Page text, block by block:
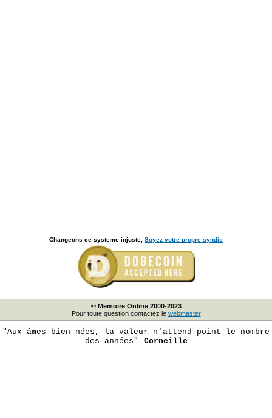
Changeons ce systeme injuste, Soyez votre propre syndic
© Memoire Online 2000-2023
Pour toute question contactez le webmaster
"Aux âmes bien nées, la valeur n'attend point le nombre
des années"
Corneille